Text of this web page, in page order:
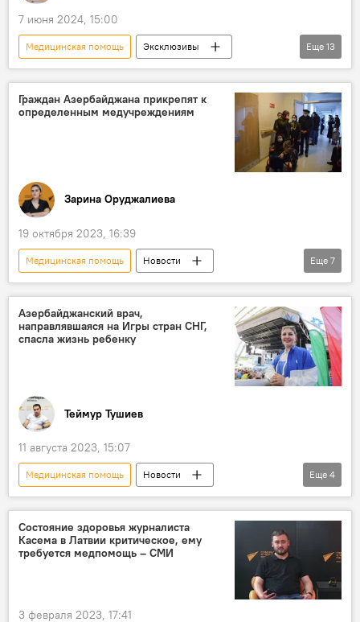
7 июня 2024, 15:00
Медицинская помощь
Эксклюзивы
Азербайджан
Сумгайыт
Медицинские услуги
Объединение по управлению медицинскими территориальными подразделениями
Хирургия
Эндоскопия
Общество
Еще 13
Граждан Азербайджана прикрепят к
определенным медучреждениям
Зарина Оруджалиева
19 октября 2023, 16:39
Медицинская помощь
Новости
Азербайджан
Баку
TƏBİB
Население
Пилотный проект
Еще 7
Азербайджанский врач,
направлявшаяся на Игры стран СНГ,
спасла жизнь ребенку
Теймур Тушиев
11 августа 2023, 15:07
Медицинская помощь
Новости
Азербайджан
спортивный врач
самолет
ребенок
Еще 4
Состояние здоровья журналиста
Касема в Латвии критическое, ему
требуется медпомощь – СМИ
3 февраля 2023, 17:41